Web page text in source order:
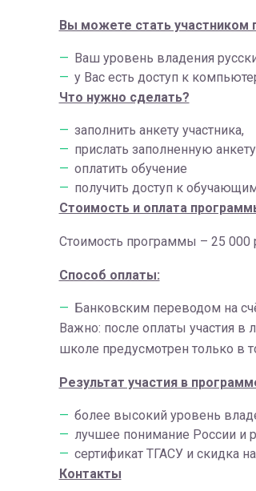
Вы можете стать участником
Ваш уровень владения
у Вас есть доступ к
Что нужно сделать?
заполнить анкету участника,
прислать заполненную
оплатить обучение
получить доступ к
Стоимость и оплата
Стоимость программы – 25 000
Способ оплаты:
Банковским переводом на
Важно: после оплаты участия
школе предусмотрен только в
Результат участия в
более высокий уровень
лучшее понимание России и
сертификат ТГАСУ и скидка
Контакты